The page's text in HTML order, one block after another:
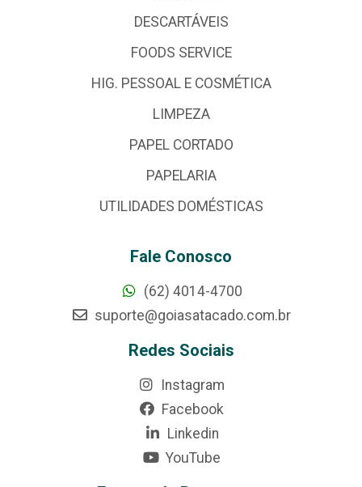
DESCARTÁVEIS
FOODS SERVICE
HIG. PESSOAL E COSMÉTICA
LIMPEZA
PAPEL CORTADO
PAPELARIA
UTILIDADES DOMÉSTICAS
Fale Conosco
(62) 4014-4700
suporte@goiasatacado.com.br
Redes Sociais
Instagram
Facebook
Linkedin
YouTube